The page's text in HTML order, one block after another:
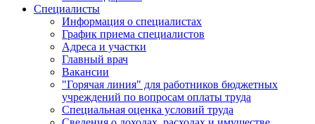
Специалисты
Информация о специалистах
График приема специалистов
Адреса и участки
Главный врач
Вакансии
"Горячая линия" для работников бюджетных
учреждений по вопросам оплаты труда
Специальная оценка условий труда